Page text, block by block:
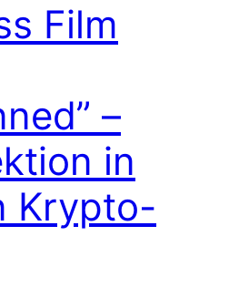
Film
–
in
Krypto-